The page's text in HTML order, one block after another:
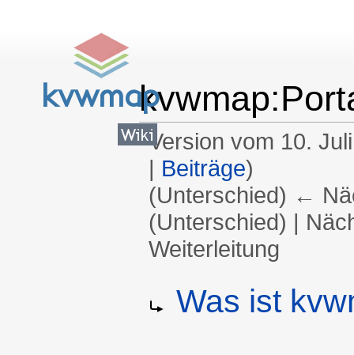
Version vom 10.
| Beiträge)
(Unterschied) ←
(Unterschied) |
Weiterleitung
Was ist